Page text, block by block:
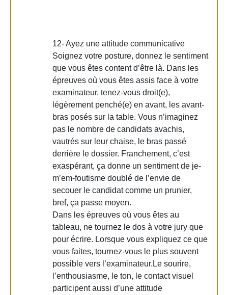
12- Ayez une attitude communicative
Soignez votre posture, donnez le sentiment
que vous êtes content d’être là. Dans les
épreuves où vous êtes assis face à votre
examinateur, tenez-vous droit(e),
légèrement penché(e) en avant, les avant-
bras posés sur la table. Vous n’imaginez
pas le nombre de candidats avachis,
vautrés sur leur chaise, le bras passé
derrière le dossier. Franchement, c’est
exaspérant, ça donne un sentiment de je-
m’em-foutisme doublé de l’envie de
secouer le candidat comme un prunier,
bref, ça passe moyen.
Dans les épreuves où vous êtes au
tableau, ne tournez le dos à votre jury que
pour écrire. Lorsque vous expliquez ce que
vous faites, tournez-vous le plus souvent
possible vers l’examinateur.Le sourire,
l’enthousiasme, le ton, le contact visuel
participent aussi d’une attitude